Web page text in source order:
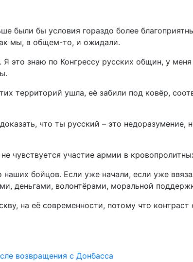
были бы условия гораздо более
мы, в общем-то, и ожидали.
это знаю по Конгрессу русских общин, у
территорий ушла, её забили под ковёр,
что ты русский – это
чувствуется участие армии в
бойцов. Если уже начали, если уже
деньгами, волонтёрами, моральной
на её современности, потому что
возвращения с Донбасса